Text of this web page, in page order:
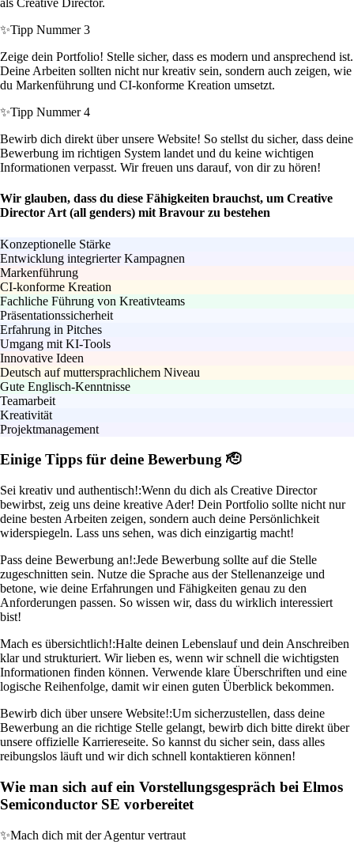
als Creative Director.
✨Tipp Nummer 3
Zeige dein Portfolio! Stelle sicher, dass es modern und ansprechend ist.
Deine Arbeiten sollten nicht nur kreativ sein, sondern auch zeigen, wie
du Markenführung und CI-konforme Kreation umsetzt.
✨Tipp Nummer 4
Bewirb dich direkt über unsere Website! So stellst du sicher, dass deine
Bewerbung im richtigen System landet und du keine wichtigen
Informationen verpasst. Wir freuen uns darauf, von dir zu hören!
Wir glauben, dass du diese Fähigkeiten brauchst, um Creative
Director Art (all genders) mit Bravour zu bestehen
Konzeptionelle Stärke
Entwicklung integrierter Kampagnen
Markenführung
CI-konforme Kreation
Fachliche Führung von Kreativteams
Präsentationssicherheit
Erfahrung in Pitches
Umgang mit KI-Tools
Innovative Ideen
Deutsch auf muttersprachlichem Niveau
Gute Englisch-Kenntnisse
Teamarbeit
Kreativität
Projektmanagement
Einige Tipps für deine Bewerbung 🫡
Sei kreativ und authentisch!:Wenn du dich als Creative Director
bewirbst, zeig uns deine kreative Ader! Dein Portfolio sollte nicht nur
deine besten Arbeiten zeigen, sondern auch deine Persönlichkeit
widerspiegeln. Lass uns sehen, was dich einzigartig macht!
Pass deine Bewerbung an!:Jede Bewerbung sollte auf die Stelle
zugeschnitten sein. Nutze die Sprache aus der Stellenanzeige und
betone, wie deine Erfahrungen und Fähigkeiten genau zu den
Anforderungen passen. So wissen wir, dass du wirklich interessiert
bist!
Mach es übersichtlich!:Halte deinen Lebenslauf und dein Anschreiben
klar und strukturiert. Wir lieben es, wenn wir schnell die wichtigsten
Informationen finden können. Verwende klare Überschriften und eine
logische Reihenfolge, damit wir einen guten Überblick bekommen.
Bewirb dich über unsere Website!:Um sicherzustellen, dass deine
Bewerbung an die richtige Stelle gelangt, bewirb dich bitte direkt über
unsere offizielle Karriereseite. So kannst du sicher sein, dass alles
reibungslos läuft und wir dich schnell kontaktieren können!
Wie man sich auf ein Vorstellungsgespräch bei Elmos
Semiconductor SE vorbereitet
✨Mach dich mit der Agentur vertraut